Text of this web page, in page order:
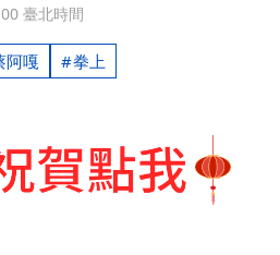
臺北時間
阿嘎 拳上